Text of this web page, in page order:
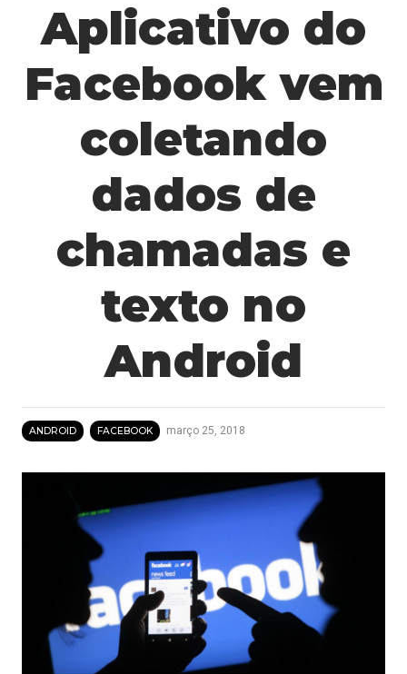
Aplicativo do
Facebook vem
coletando
dados de
chamadas e
texto no
Android
ANDROID FACEBOOK março 25, 2018